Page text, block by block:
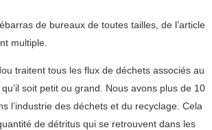
de bureaux de toutes tailles, de l’article
multiple.
traitent tous les flux de déchets associés au
soit petit ou grand. Nous avons plus de 10
l’industrie des déchets et du recyclage. Cela
de détritus qui se retrouvent dans les